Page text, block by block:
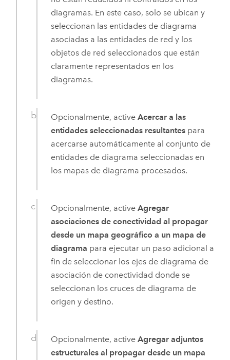
diagramas. En este caso, solo se ubican y
seleccionan las entidades de diagrama
asociadas a las entidades de red y los
objetos de red seleccionados que están
claramente representados en los
diagramas.
Opcionalmente, activeAcercar a las
entidades seleccionadas resultantes para
acercarse automáticamente al conjunto de
entidades de diagrama seleccionadas en
los mapas de diagrama procesados.
Opcionalmente, activeAgregar
asociaciones de conectividad al propagar
desde un mapa geográfico a un mapa de
diagrama para ejecutar un paso adicional a
fin de seleccionar los ejes de diagrama de
asociación de conectividad donde se
seleccionan los cruces de diagrama de
origen y destino.
Opcionalmente, activeAgregar adjuntos
estructurales al propagar desde un mapa